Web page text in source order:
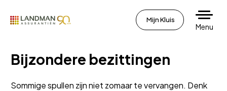
Mijn Kluis
Menu
Bijzondere bezittingen
Sommige spullen zijn niet zomaar te vervangen. Denk